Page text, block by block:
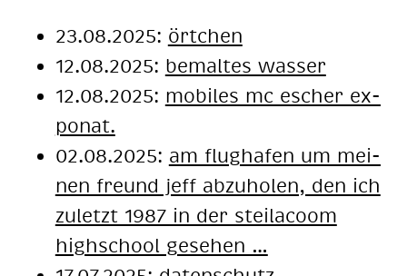
23.08.2025: örtchen
12.08.2025: be­mal­tes was­ser
12.08.2025: mo­bi­les mc escher ex­
po­nat.
02.08.2025: am flug­ha­fen um mei­
nen freund jeff ab­zu­ho­len, den ich
zu­letzt 1987 in der steil­a­coom
high­school ge­se­hen …